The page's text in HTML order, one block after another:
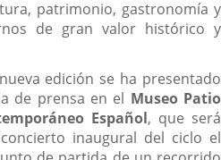
patrimonio, gastronomía y
de gran valor histórico y
edición se ha presentado
de prensa en el Museo Patio
Español, que será
inaugural del ciclo el